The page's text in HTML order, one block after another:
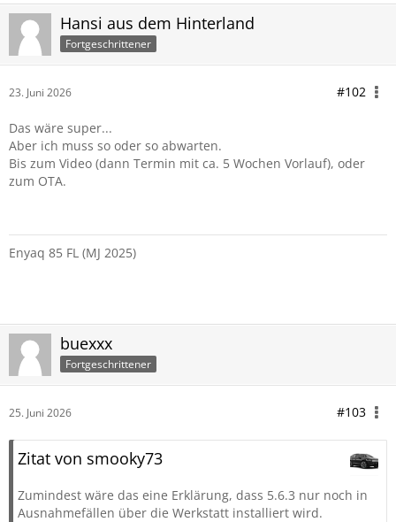
Hansi aus dem Hinterland
Fortgeschrittener
23. Juni 2026 #102
Das wäre super...
Aber ich muss so oder so abwarten.
Bis zum Video (dann Termin mit ca. 5 Wochen Vorlauf), oder
zum OTA.
Enyaq 85 FL (MJ 2025)
buexxx
Fortgeschrittener
25. Juni 2026 #103
Zitat von smooky73
Zumindest wäre das eine Erklärung, dass 5.6.3 nur noch in
Ausnahmefällen über die Werkstatt installiert wird.